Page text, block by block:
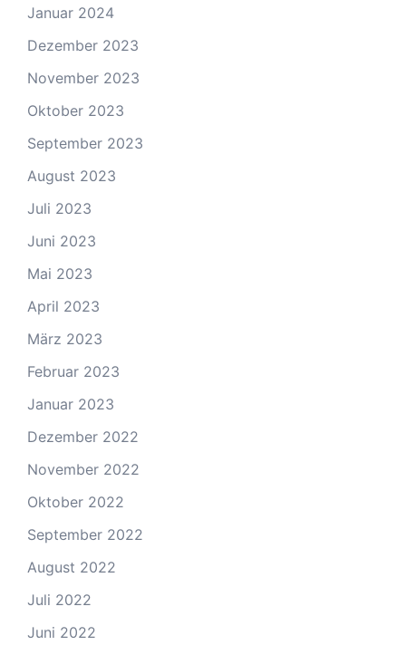
Januar 2024
Dezember 2023
November 2023
Oktober 2023
September 2023
August 2023
Juli 2023
Juni 2023
Mai 2023
April 2023
März 2023
Februar 2023
Januar 2023
Dezember 2022
November 2022
Oktober 2022
September 2022
August 2022
Juli 2022
Juni 2022